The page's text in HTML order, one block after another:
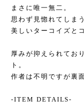
まさに唯一無二。
思わず見惚れてしま
美しいターコイズと
厚みが抑えられてお
ト。
作者は不明ですが裏
-ITEM DETAILS-